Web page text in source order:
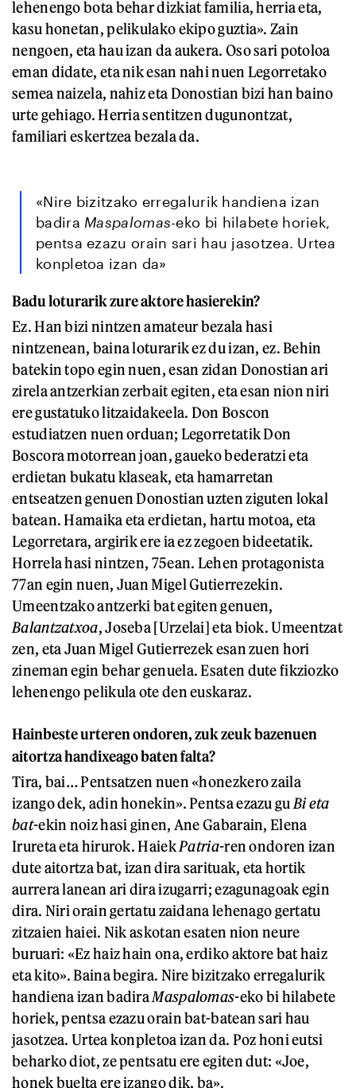
lehenengo bota behar dizkiat familia, herria eta,
kasu honetan, pelikulako ekipo guztia». Zain
nengoen, eta hau izan da aukera. Oso sari potoloa
eman didate, eta nik esan nahi nuen Legorretako
semea naizela, nahiz eta Donostian bizi han baino
urte gehiago. Herria sentitzen dugunontzat,
familiari eskertzea bezala da.
«Nire bizitzako erregalurik handiena izan
badira Maspalomas-eko bi hilabete horiek,
pentsa ezazu orain sari hau jasotzea. Urtea
konpletoa izan da»
Badu loturarik zure aktore hasierekin?
Ez. Han bizi nintzen amateur bezala hasi
nintzenean, baina loturarik ez du izan, ez. Behin
batekin topo egin nuen, esan zidan Donostian ari
zirela antzerkian zerbait egiten, eta esan nion niri
ere gustatuko litzaidakeela. Don Boscon
estudiatzen nuen orduan; Legorretatik Don
Boscora motorrean joan, gaueko bederatzi eta
erdietan bukatu klaseak, eta hamarretan
entseatzen genuen Donostian uzten ziguten lokal
batean. Hamaika eta erdietan, hartu motoa, eta
Legorretara, argirik ere ia ez zegoen bideetatik.
Horrela hasi nintzen, 75ean. Lehen protagonista
77an egin nuen, Juan Migel Gutierrezekin.
Umeentzako antzerki bat egiten genuen,
Balantzatxoa, Joseba [Urzelai] eta biok. Umeentzat
zen, eta Juan Migel Gutierrezek esan zuen hori
zineman egin behar genuela. Esaten dute fikziozko
lehenengo pelikula ote den euskaraz.
Hainbeste urteren ondoren, zuk zeuk bazenuen
aitortza handixeago baten falta?
Tira, bai… Pentsatzen nuen «honezkero zaila
izango dek, adin honekin». Pentsa ezazu gu Bi eta
bat-ekin noiz hasi ginen, Ane Gabarain, Elena
Irureta eta hirurok. HaiekPatria-ren ondoren izan
dute aitortza bat, izan dira sarituak, eta hortik
aurrera lanean ari dira izugarri; ezagunagoak egin
dira. Niri orain gertatu zaidana lehenago gertatu
zitzaien haiei. Nik askotan esaten nion neure
buruari: «Ez haiz hain ona, erdiko aktore bat haiz
eta kito». Baina begira. Nire bizitzako erregalurik
handiena izan badiraMaspalomas-eko bi hilabete
horiek, pentsa ezazu orain bat-batean sari hau
jasotzea. Urtea konpletoa izan da. Poz honi eutsi
beharko diot, ze pentsatu ere egiten dut: «Joe,
honek buelta ere izango dik, ba».